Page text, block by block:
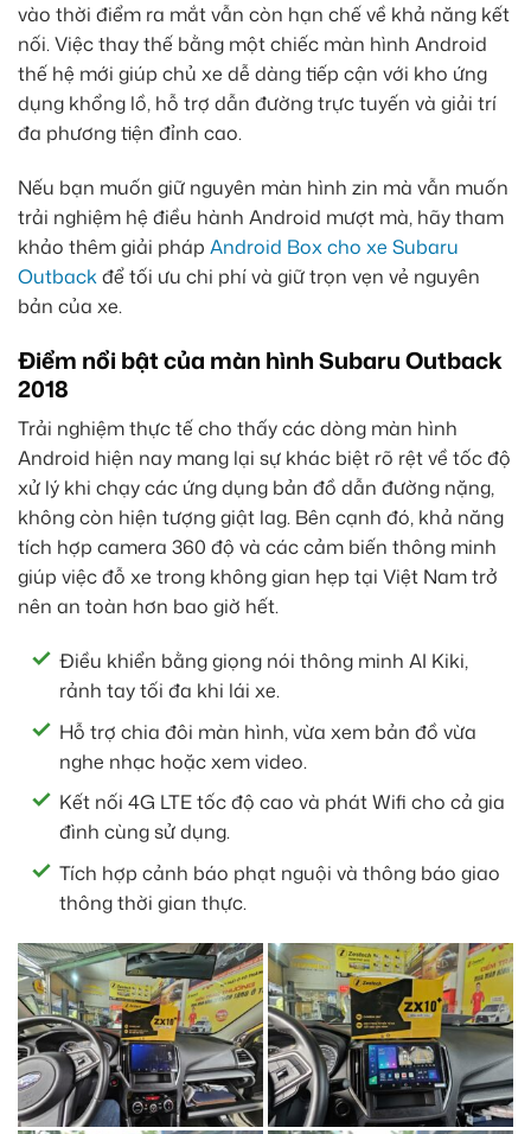
vào thời điểm ra mắt vẫn còn hạn chế về khả năng kết
nối. Việc thay thế bằng một chiếc màn hình Android
thế hệ mới giúp chủ xe dễ dàng tiếp cận với kho ứng
dụng khổng lồ, hỗ trợ dẫn đường trực tuyến và giải trí
đa phương tiện đỉnh cao.
Nếu bạn muốn giữ nguyên màn hình zin mà vẫn muốn
trải nghiệm hệ điều hành Android mượt mà, hãy tham
khảo thêm giải pháp Android Box cho xe Subaru
Outbackđể tối ưu chi phí và giữ trọn vẹn vẻ nguyên
bản của xe.
Điểm nổi bật của màn hình Subaru Outback
2018
Trải nghiệm thực tế cho thấy các dòng màn hình
Android hiện nay mang lại sự khác biệt rõ rệt về tốc độ
xử lý khi chạy các ứng dụng bản đồ dẫn đường nặng,
không còn hiện tượng giật lag. Bên cạnh đó, khả năng
tích hợp camera 360 độ và các cảm biến thông minh
giúp việc đỗ xe trong không gian hẹp tại Việt Nam trở
nên an toàn hơn bao giờ hết.
Điều khiển bằng giọng nói thông minh AI Kiki,
rảnh tay tối đa khi lái xe.
Hỗ trợ chia đôi màn hình, vừa xem bản đồ vừa
nghe nhạc hoặc xem video.
Kết nối 4G LTE tốc độ cao và phát Wifi cho cả gia
đình cùng sử dụng.
Tích hợp cảnh báo phạt nguội và thông báo giao
thông thời gian thực.